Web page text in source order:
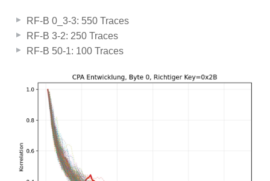
RF-B 0_3-3: 550 Traces
RF-B 3-2: 250 Traces
RF-B 50-1: 100 Traces